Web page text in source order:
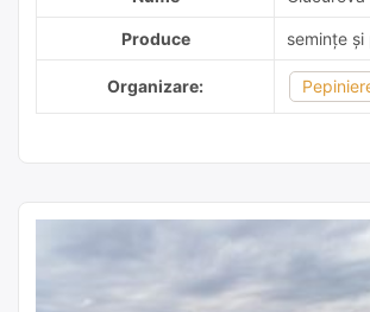
Produce semințe
Organizare: